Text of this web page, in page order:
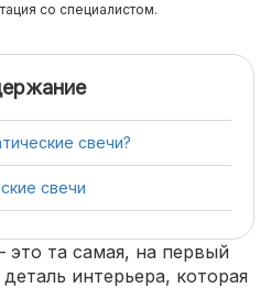
со специалистом.
свечи?
свечи
это та самая, на первый
интерьера, которая